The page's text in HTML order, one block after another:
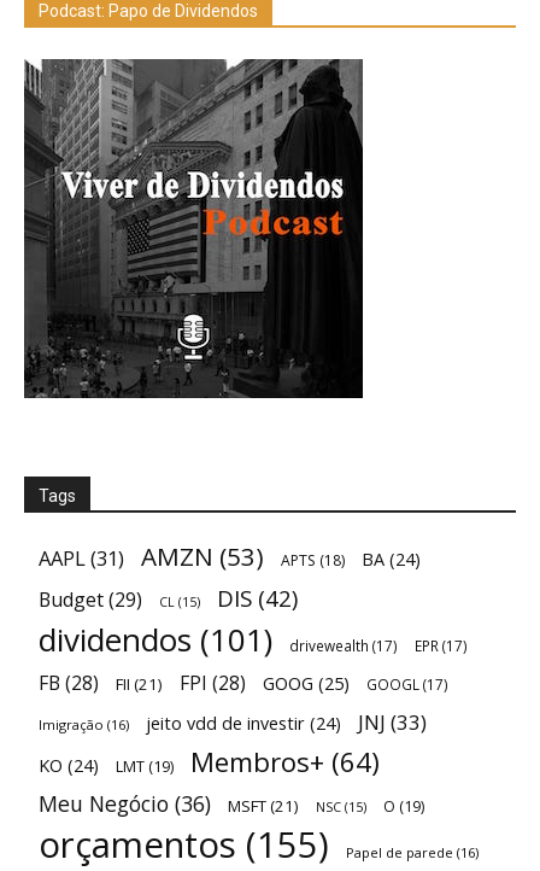
Podcast: Papo de Dividendos
Tags
AAPL(31) AMZN (53) APTS (18) BA (24)
Budget(29) CL (15) DIS (42)
dividendos (101) drivewealth (17) EPR(17)
FB (28) FII (21) FPI (28) GOOG (25) GOOGL(17)
Imigração (16) jeito vdd de investir (24) JNJ (33)
KO (24) LMT (19) Membros+ (64)
Meu Negócio (36) MSFT(21) NSC (15) O (19)
orçamentos (155) Papel de parede (16)